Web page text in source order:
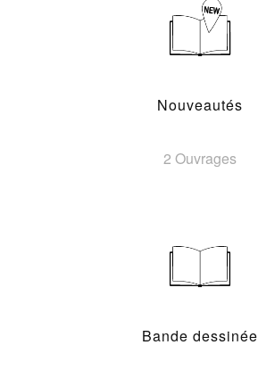
Nouveautés
2 Ouvrages
Bande dessinée